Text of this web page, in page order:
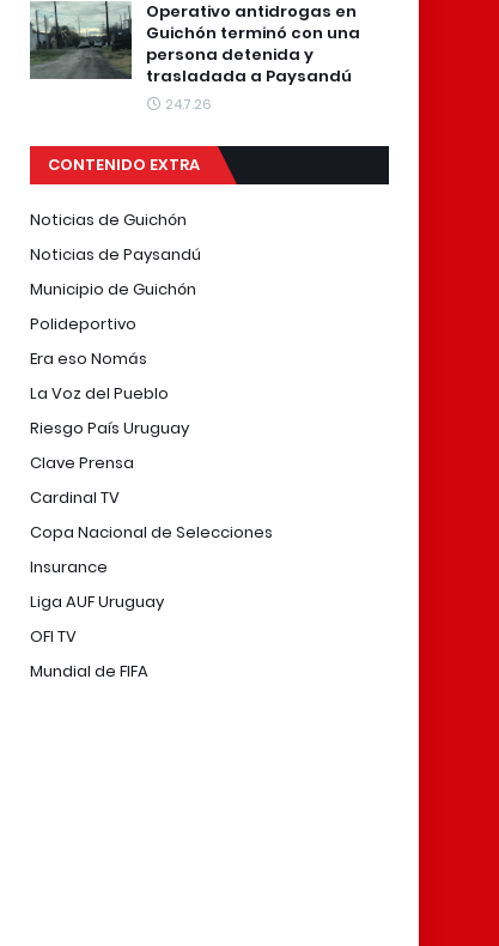
Operativo antidrogas en
Guichón terminó con una
persona detenida y
trasladada a Paysandú
24.7.26
CONTENIDO EXTRA
Noticias de Guichón
Noticias de Paysandú
Municipio de Guichón
Polideportivo
Era eso Nomás
La Voz del Pueblo
Riesgo País Uruguay
Clave Prensa
Cardinal TV
Copa Nacional de Selecciones
Insurance
Liga AUF Uruguay
OFI TV
Mundial de FIFA